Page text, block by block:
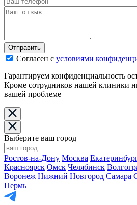
Отправить
Согласен с условиями
Гарантируем конфиденциальность
Кроме сотрудников нашей клиники
вашей проблеме
Выберите ваш город
Ростов-на-Дону Москва
Красноярск Омск Челябинск
Воронеж Нижний Новгород Самара
Пермь